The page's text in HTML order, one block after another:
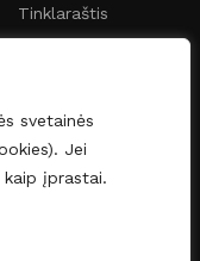
svetainės
Jei
įprastai.
plyteles savo
Tinklaraštis